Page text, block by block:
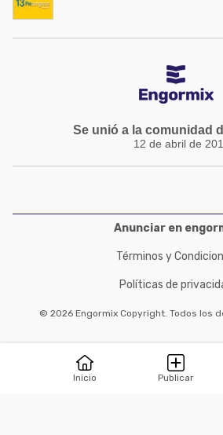
Inicio Publicar
Se unió a la comunidad
12 de abril de
Anunciar en
Términos y
Políticas de
© 2026 Engormix Copyright. Todos los